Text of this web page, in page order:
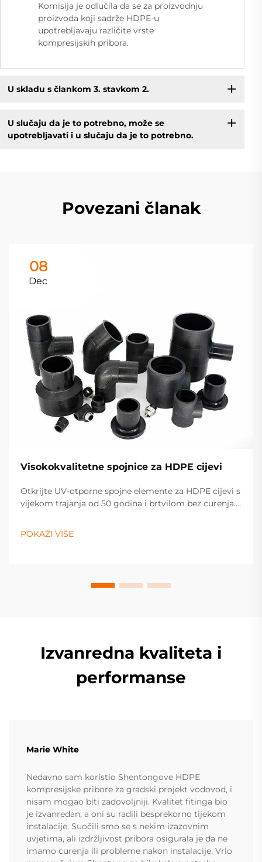
Komisija je odlučila da se za proizvodnju
proizvoda koji sadrže HDPE-u
upotrebljavaju različite vrste
kompresijskih pribora.
U skladu s člankom 3. stavkom 2.
U slučaju da je to potrebno, može se
upotrebljavati i u slučaju da je to potrebno.
Povezani članak
08
Dec
Visokokvalitetne spojnice za HDPE cijevi
Otkrijte UV-otporne spojne elemente za HDPE cijevi s
vijekom trajanja od 50 godina i brtvilom bez curenja.
navodnjavanja. Zatražite ponudu već danas.
POKAŽI VIŠE
Izvanredna kvaliteta i
performanse
Marie White
Nedavno sam koristio Shentongove HDPE
kompresijske pribore za gradski projekt vodovod, i
nisam mogao biti zadovoljniji. Kvalitet fitinga bio
je izvanredan, a oni su radili besprekorno tijekom
instalacije. Suočili smo se s nekim izazovnim
uvjetima, ali izdržljivost pribora osigurala je da ne
imamo curenja ili probleme nakon instalacije. Vrlo